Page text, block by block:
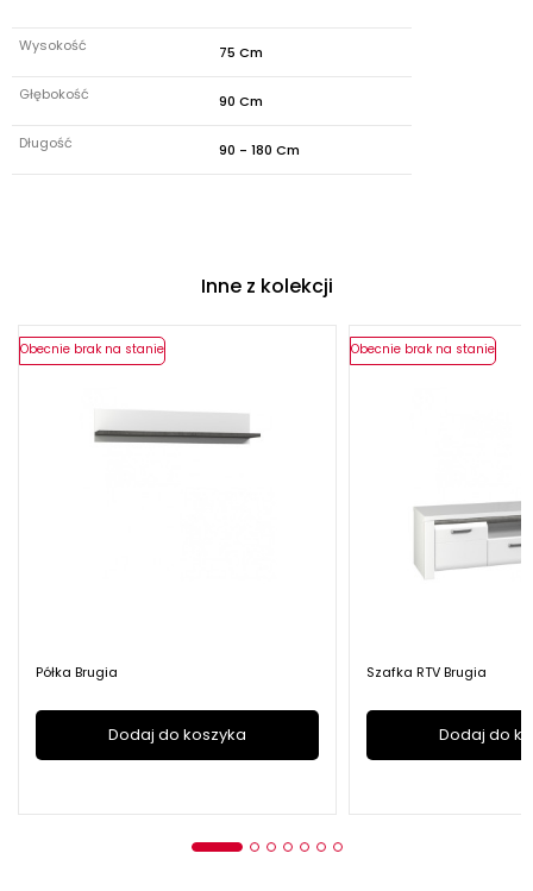
Wysokość 75 Cm
Głębokość 90 Cm
Długość 90 - 180 Cm
Inne z kolekcji
Półka Brugia
Dodaj do koszyka
Obecnie brak na stanie
Szafka RTV Brugia
Dodaj do
Obecnie brak na stanie